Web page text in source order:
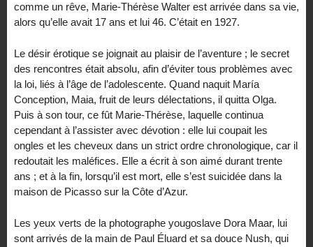
comme un rêve, Marie-Thérèse Walter est arrivée dans sa vie,
alors qu’elle avait 17 ans et lui 46. C’était en 1927.
Le désir érotique se joignait au plaisir de l’aventure ; le secret
des rencontres était absolu, afin d’éviter tous problèmes avec
la loi, liés à l’âge de l’adolescente. Quand naquit María
Conception, Maia, fruit de leurs délectations, il quitta Olga.
Puis à son tour, ce fût Marie-Thérèse, laquelle continua
cependant à l’assister avec dévotion : elle lui coupait les
ongles et les cheveux dans un strict ordre chronologique, car il
redoutait les maléfices. Elle a écrit à son aimé durant trente
ans ; et à la fin, lorsqu’il est mort, elle s’est suicidée dans la
maison de Picasso sur la Côte d’Azur.
Les yeux verts de la photographe yougoslave Dora Maar, lui
sont arrivés de la main de Paul Éluard et sa douce Nush, qui